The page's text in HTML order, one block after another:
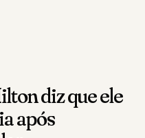
diz que ele
após